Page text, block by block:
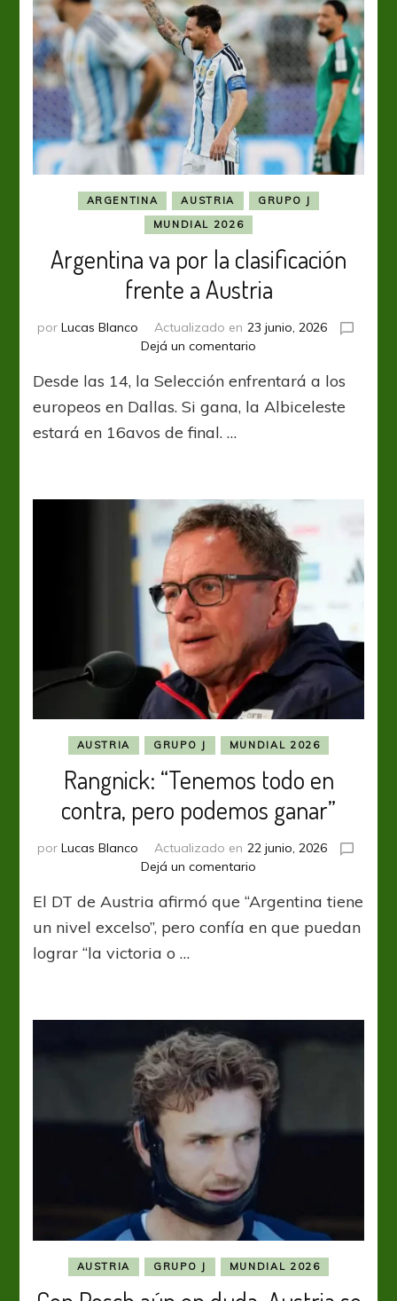
ARGENTINA AUSTRIA
GRUPO J
MUNDIAL 2026
Argentina va por la clasificación
frente a Austria
por Lucas Blanco Actualizado en 23 junio, 2026
Dejá un comentario
va
por
Desde las 14, la Selección enfrentará a los
europeos en Dallas. Si gana, la Albiceleste
estará en 16avos de final. …
AUSTRIA GRUPO J MUNDIAL 2026
Rangnick: “Tenemos todo en
contra, pero podemos ganar”
por Lucas Blanco Actualizado en 22 junio, 2026
Dejá un comentario
“Tenemos
todo
El DT de Austria afirmó que “Argentina tiene
un nivel excelso”, pero confía en que puedan
lograr “la victoria o …
AUSTRIA GRUPO J MUNDIAL 2026